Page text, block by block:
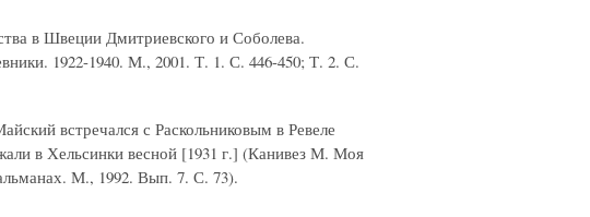
в Швеции Дмитриевского и Соболева.
1922-1940. М., 2001. Т. 1. С. 446-450; Т. 2. С.
встречался с Раскольниковым в Ревеле
в Хельсинки весной [1931 г.] (Канивез М. Моя
М., 1992. Вып. 7. С. 73).